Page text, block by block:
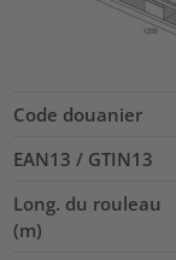
Code douanier
EAN13 / GTIN13
Long. du rouleau
(m)